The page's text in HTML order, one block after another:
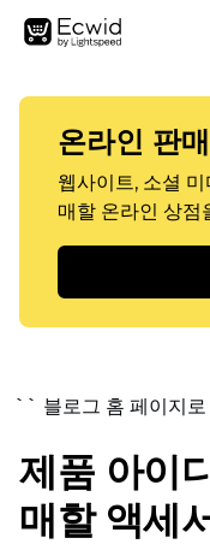
온라인 판
웹사이트, 소셜
매할 온라인 상점
`` 블로그 홈 페이지로
제품 아이
매할 액세